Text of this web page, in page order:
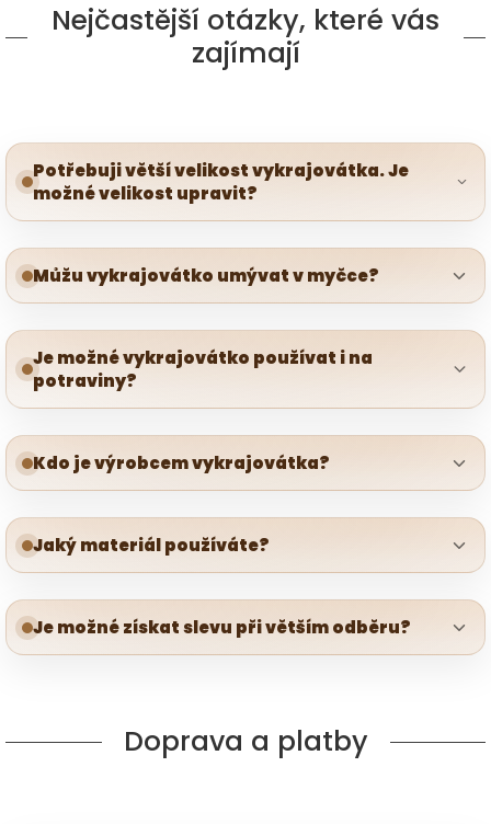
Nejčastější otázky, které vás
zajímají
Potřebuji větší velikost vykrajovátka. Je
možné velikost upravit?
Můžu vykrajovátko umývat v myčce?
Je možné vykrajovátko používat i na
potraviny?
Kdo je výrobcem vykrajovátka?
Jaký materiál používáte?
Je možné získat slevu při větším odběru?
Doprava a platby